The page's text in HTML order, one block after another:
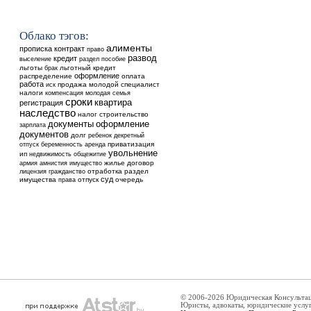
Облако тэгов:
прописка контракт право алименты
выселение кредит раздел пособие развод
льготы брак льготный кредит
распределение оформление оплата
работа иск продажа молодой специалист
налоги компенсация молодая семья
регистрация сроки квартира
наследство налог строительство
зарплата документы оформление
документов долг ребенок декретный
отпуск беременность аренда приватизация
ип недвижимость общежитие увольнение
армия амнистия имущество жилье договор
лицензия гражданство отработка раздел
имущества права отпуск суд очередь
© 2006-2026 Юридическая
Юристы, адвокаты, юридические